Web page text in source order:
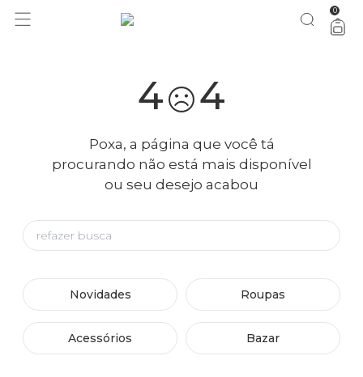
0
4 4
Poxa, a página que você tá
procurando não está mais disponível
ou seu desejo acabou
Novidades Roupas
Acessórios Bazar